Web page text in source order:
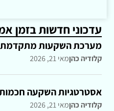
עדכוני חדשות בזמן אמת
מערכת השקעות מתקדמת
קלודיה כהןמאי 21, 2026
אסטרטגיות השקעה חכמות
קלודיה כהןמאי 21, 2026